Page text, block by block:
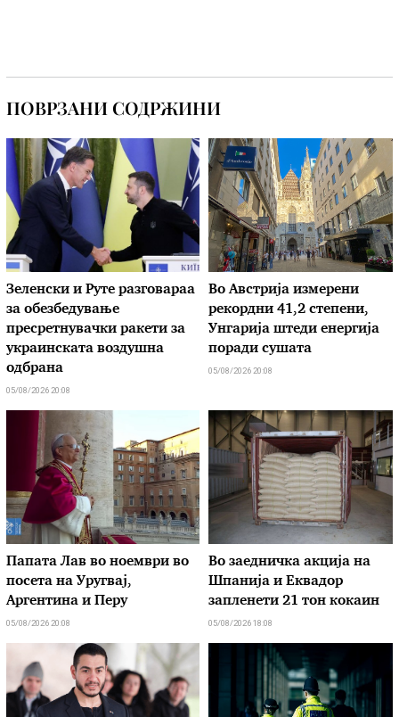
ПОВРЗАНИ СОДРЖИНИ
Зеленски и Руте разговараа
за обезбедување
пресретнувачки ракети за
украинската воздушна
одбрана
05/08/2026 20:08
Во Австрија измерени
рекордни 41,2 степени,
Унгарија штеди енергија
поради сушата
05/08/2026 20:08
Папата Лав во ноември во
посета на Уругвај,
Аргентина и Перу
05/08/2026 20:08
Во заедничка акција на
Шпанија и Еквадор
запленети 21 тон кокаин
05/08/2026 18:08